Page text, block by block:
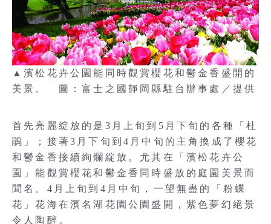
▲濱松花卉公園能同時觀賞櫻花和鬱金香盛開的
美景。 圖：富士之國靜岡縣駐台辦事處／提供
首先亮麗綻放的是3月上旬到5月下旬的各種「杜
鵑」；接著3月下旬到4月中旬的主角換成了櫻花
和鬱金香接續絢爛綻放。尤其在「濱松花卉公
園」能觀賞櫻花和鬱金香同時盛放的庭園美景而
聞名。4月上旬到4月中旬，一望無盡的「粉蝶
花」花海在濱名湖花園公園盛開，紫色夢幻絕景
令人陶醉。